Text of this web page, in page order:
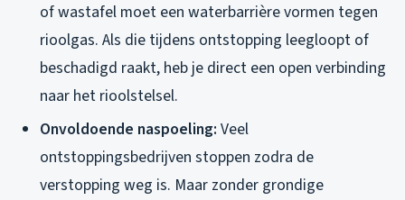
of wastafel moet een waterbarrière vormen tegen
rioolgas. Als die tijdens ontstopping leegloopt of
beschadigd raakt, heb je direct een open verbinding
naar het rioolstelsel.
Onvoldoende naspoeling: Veel
ontstoppingsbedrijven stoppen zodra de
verstopping weg is. Maar zonder grondige